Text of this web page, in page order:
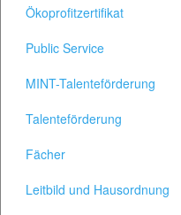
Ökoprofitzertifikat
Public Service
MINT-Talenteförderung
Talenteförderung
Fächer
Leitbild und Hausordnung